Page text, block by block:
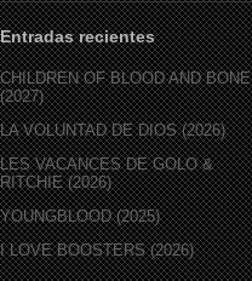
Entradas recientes
CHILDREN OF BLOOD AND BONE
(2027)
LA VOLUNTAD DE DIOS (2026)
LES VACANCES DE GOLO &
RITCHIE (2026)
YOUNGBLOOD (2025)
I LOVE BOOSTERS (2026)